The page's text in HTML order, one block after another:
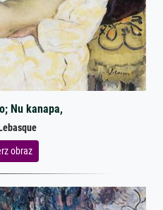
Nu kanapa,
obraz